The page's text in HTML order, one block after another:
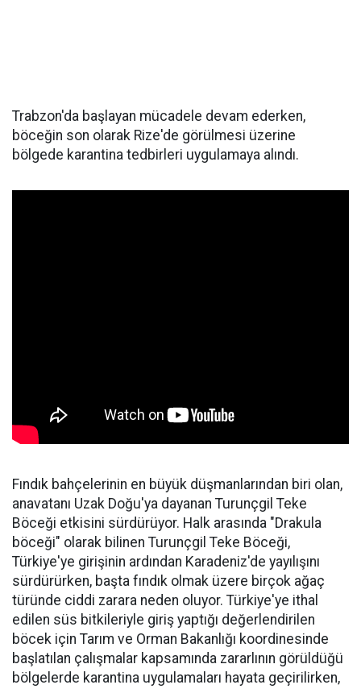
Trabzon'da başlayan mücadele devam ederken,
böceğin son olarak Rize'de görülmesi üzerine
bölgede karantina tedbirleri uygulamaya alındı.
Fındık bahçelerinin en büyük düşmanlarından biri olan,
anavatanı Uzak Doğu'ya dayanan Turunçgil Teke
Böceği etkisini sürdürüyor. Halk arasında "Drakula
böceği" olarak bilinen Turunçgil Teke Böceği,
Türkiye'ye girişinin ardından Karadeniz'de yayılışını
sürdürürken, başta fındık olmak üzere birçok ağaç
türünde ciddi zarara neden oluyor. Türkiye'ye ithal
edilen süs bitkileriyle giriş yaptığı değerlendirilen
böcek için Tarım ve Orman Bakanlığı koordinesinde
başlatılan çalışmalar kapsamında zararlının görüldüğü
bölgelerde karantina uygulamaları hayata geçirilirken,